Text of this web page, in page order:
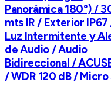
Panorámica 180°) /
mts IR / Exterior IP67
Luz Intermitente y
de Audio / Audio
Bidireccional /
/ WDR 120 dB / Micro